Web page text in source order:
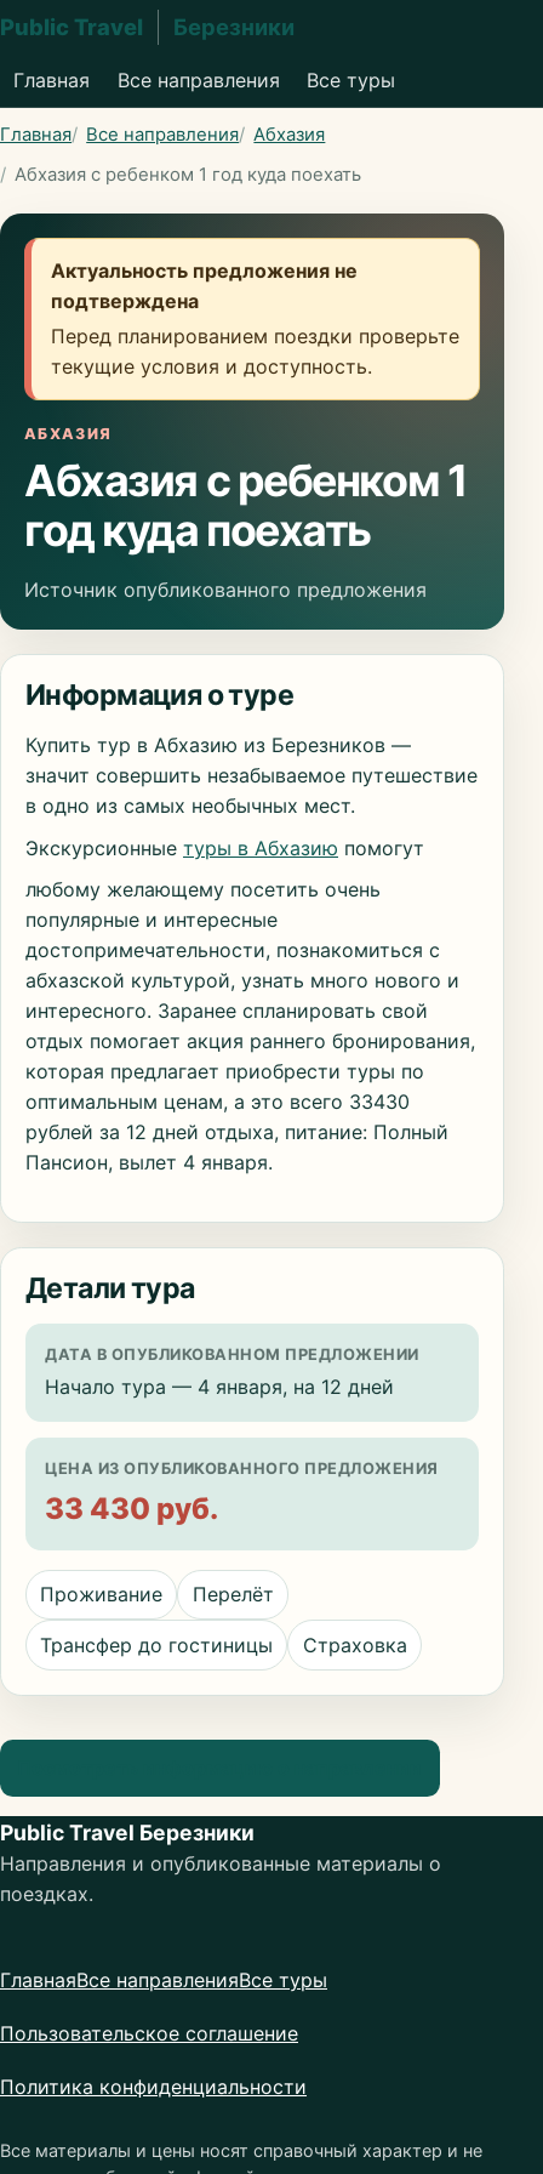
Public Travel Березники
Главная Все направления Все туры
Главная Все направления
Абхазия
Абхазия с ребенком 1 год куда поехать
Актуальность предложения не
подтверждена
Перед планированием поездки проверьте
текущие условия и доступность.
АБХАЗИЯ
Абхазия с ребенком 1
год куда поехать
Источник опубликованного предложения
Информация о туре
Купить тур в Абхазию из Березников —
значит совершить незабываемое путешествие
в одно из самых необычных мест.
Экскурсионные туры в Абхазию помогут
любому желающему посетить очень
популярные и интересные
достопримечательности, познакомиться с
абхазской культурой, узнать много нового и
интересного. Заранее спланировать свой
отдых помогает акция раннего бронирования,
которая предлагает приобрести туры по
оптимальным ценам, а это всего 33430
рублей за 12 дней отдыха, питание: Полный
Пансион, вылет 4 января.
Детали тура
ДАТА В ОПУБЛИКОВАННОМ ПРЕДЛОЖЕНИИ
Начало тура — 4 января, на 12 дней
ЦЕНА ИЗ ОПУБЛИКОВАННОГО ПРЕДЛОЖЕНИЯ
33 430 руб.
Проживание Перелёт
Трансфер до гостиницы Страховка
Public Travel Березники
Направления и опубликованные материалы о
поездках.
ГлавнаяВсе направленияВсе туры
Пользовательское соглашение
Политика конфиденциальности
Все материалы и цены носят справочный характер и не